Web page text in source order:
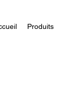
Produits